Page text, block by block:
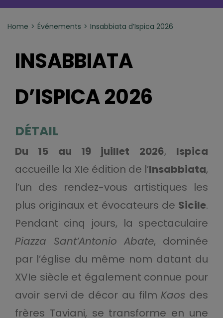
Home Événements Insabbiata d’Ispica 2026
INSABBIATA
D’ISPICA 2026
DÉTAIL
Du 15 au 19 juillet 2026, Ispica
accueille la XIe édition de l’Insabbiata,
l’un des rendez-vous artistiques les
plus originaux et évocateurs de Sicile.
Pendant cinq jours, la spectaculaire
Piazza Sant’Antonio Abate, dominée
par l’église du même nom datant du
XVIe siècle et également connue pour
avoir servi de décor au filmKaos des
frères Taviani, se transforme en une